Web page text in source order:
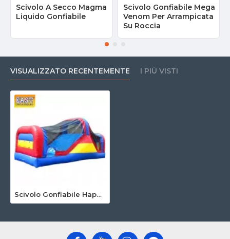
Scivolo A Secco Magma
Liquido Gonfiabile
Scivolo Gonfiabile Mega
Venom Per Arrampicata
Su Roccia
VISUALIZZATO RECENTEMENTE I PIÙ VISTI
Scivolo Gonfiabile Happy Jump